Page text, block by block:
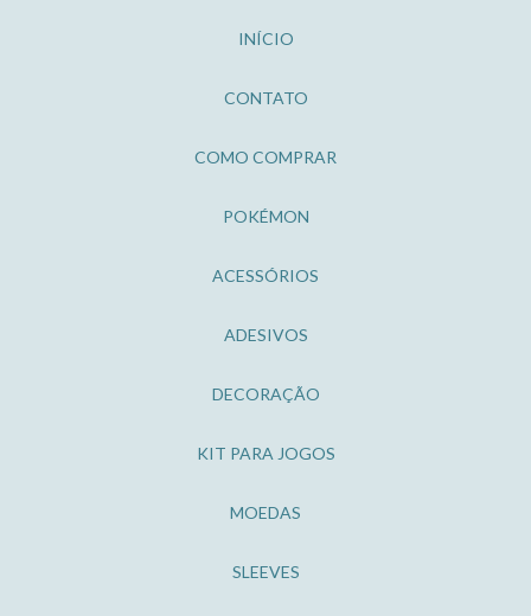
INÍCIO
CONTATO
COMO COMPRAR
POKÉMON
ACESSÓRIOS
ADESIVOS
DECORAÇÃO
KIT PARA JOGOS
MOEDAS
SLEEVES